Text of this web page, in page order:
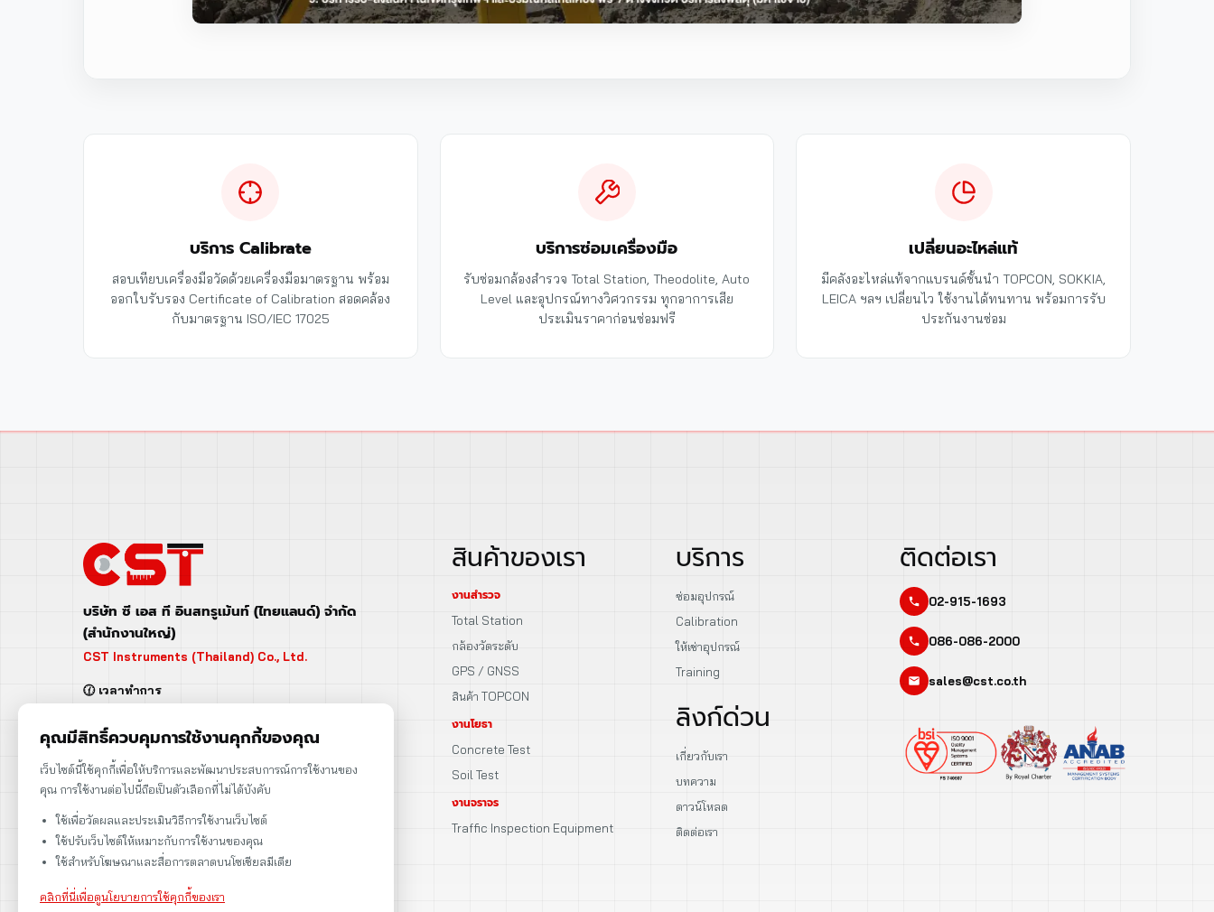
บริการ Calibrate
สอบเทียบเครื่องมือวัดด้วยเครื่องมือมาตรฐาน พร้อม
ออกใบรับรอง Certificate of Calibration สอดคล้อง
กับมาตรฐาน ISO/IEC 17025
บริการซ่อมเครื่องมือ
รับซ่อมกล้องสำรวจ Total Station, Theodolite, Auto
Level และอุปกรณ์ทางวิศวกรรม ทุกอาการเสีย
ประเมินราคาก่อนซ่อมฟรี
เปลี่ยนอะไหล่แท้
มีคลังอะไหล่แท้จากแบรนด์ชั้นนำ TOPCON, SOKKIA,
LEICA ฯลฯ เปลี่ยนไว ใช้งานได้ทนทาน พร้อมการรับ
ประกันงานซ่อม
บริษัท ซี เอส ที อินสทรูเม้นท์ (ไทยแลนด์) จำกัด
(สำนักงานใหญ่)
CST Instruments (Thailand) Co., Ltd.
🕜 เวลาทำการ
เสาร์ | 08:00 - 12:00
📍 95 ถ.ร่มเกล้า แขวงคลองสามประเวศ
เขตลาดกระบัง กรุงเทพฯ 10520
Ladkrabang, Bangkok, Thailand 10520
เลขประจำตัวผู้เสียภาษี: 0105566170152
สินค้าของเรา
งานสำรวจ
Total Station
กล้องวัดระดับ
GPS / GNSS
สินค้า TOPCON
งานโยธา
Concrete Test
Soil Test
งานจราจร
Traffic Inspection Equipment
บริการ
ซ่อมอุปกรณ์
Calibration
ให้เช่าอุปกรณ์
Training
ลิงก์ด่วน
เกี่ยวกับเรา
บทความ
ดาวน์โหลด
ติดต่อเรา
ติดต่อเรา
02-915-1693
086-086-2000
sales@cst.co.th
คุณมีสิทธิ์ควบคุมการใช้งานคุกกี้ของคุณ
เว็บไซต์นี้ใช้คุกกี้เพื่อให้บริการและพัฒนาประสบการณ์การใช้งานของ
คุณ การใช้งานต่อไปนี้ถือเป็นตัวเลือกที่ไม่ได้บังคับ
ใช้เพื่อวัดผลและประเมินวิธีการใช้งานเว็บไซต์
ใช้ปรับเว็บไซต์ให้เหมาะกับการใช้งานของคุณ
ใช้สำหรับโฆษณาและสื่อการตลาดบนโซเชียลมีเดีย
คลิกที่นี่เพื่อดูนโยบายการใช้คุกกี้ของเรา